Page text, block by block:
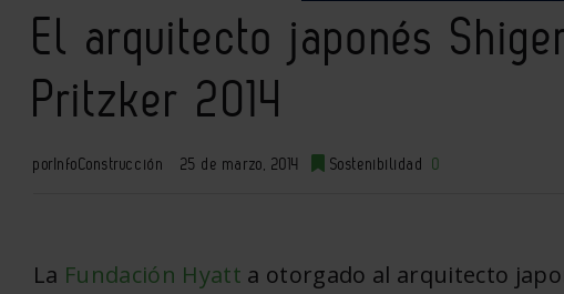
El arquitecto japonés
Pritzker 2014
porInfoConstrucción 25 de marzo, 2014 Sostenibilidad 0
La Fundación Hyatt a otorgado al arquitecto